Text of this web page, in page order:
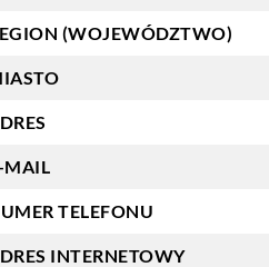
(WOJEWÓDZTWO)
MAIL
TELEFONU
INTERNETOWY